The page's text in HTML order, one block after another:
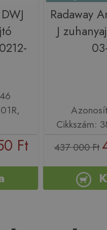
Ft
Radaway
J
Cikkszám:
437 000 Ft